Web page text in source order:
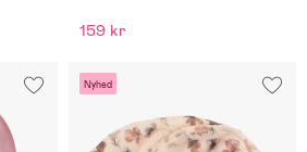
159 kr
Nyhed